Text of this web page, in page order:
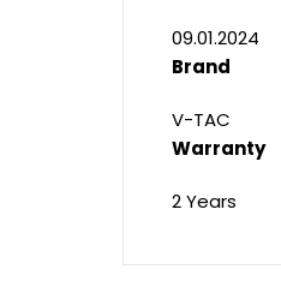
09.01.2024
Brand
V-TAC
Warranty
2 Years